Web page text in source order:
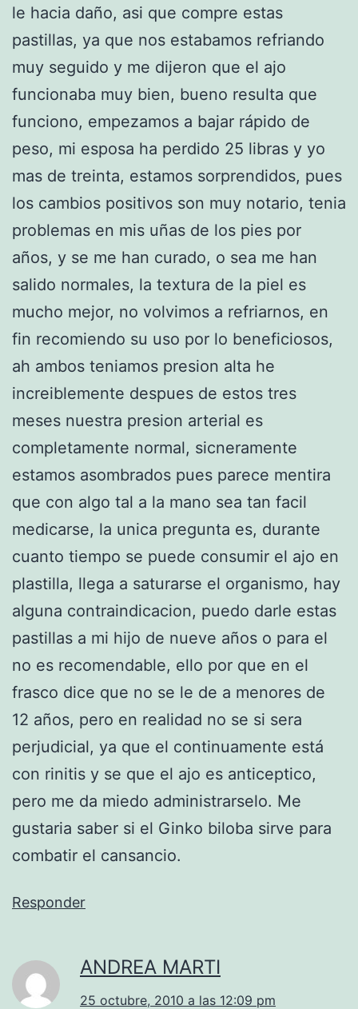
le hacia daño, asi que compre estas
pastillas, ya que nos estabamos refriando
muy seguido y me dijeron que el ajo
funcionaba muy bien, bueno resulta que
funciono, empezamos a bajar rápido de
peso, mi esposa ha perdido 25 libras y yo
mas de treinta, estamos sorprendidos, pues
los cambios positivos son muy notario, tenia
problemas en mis uñas de los pies por
años, y se me han curado, o sea me han
salido normales, la textura de la piel es
mucho mejor, no volvimos a refriarnos, en
fin recomiendo su uso por lo beneficiosos,
ah ambos teniamos presion alta he
increiblemente despues de estos tres
meses nuestra presion arterial es
completamente normal, sicneramente
estamos asombrados pues parece mentira
que con algo tal a la mano sea tan facil
medicarse, la unica pregunta es, durante
cuanto tiempo se puede consumir el ajo en
plastilla, llega a saturarse el organismo, hay
alguna contraindicacion, puedo darle estas
pastillas a mi hijo de nueve años o para el
no es recomendable, ello por que en el
frasco dice que no se le de a menores de
12 años, pero en realidad no se si sera
perjudicial, ya que el continuamente está
con rinitis y se que el ajo es anticeptico,
pero me da miedo administrarselo. Me
gustaria saber si el Ginko biloba sirve para
combatir el cansancio.
Responder
ANDREA MARTI
25 octubre, 2010 a las 12:09 pm